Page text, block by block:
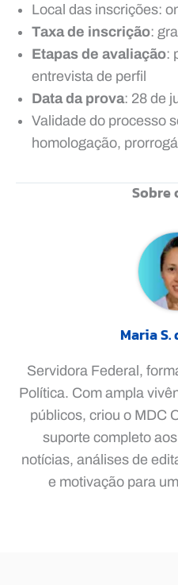
Local das inscrições:
Taxa de inscrição:
Etapas de avaliação:
entrevista de perfil
Data da prova: 28 de
Validade do processo
homologação,
Sobre
Maria S.
Servidora Federal,
Política. Com ampla
públicos, criou o MDC
suporte completo
notícias, análises de
e motivação para